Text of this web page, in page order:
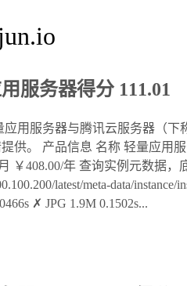
服务器得分 111.01
用服务器与腾讯云服务器（
供。 产品信息 名称 轻量应用
￥408.00/年 查询实例元数据
latest/meta-data/
✗ JPG 1.9M 0.1502s...